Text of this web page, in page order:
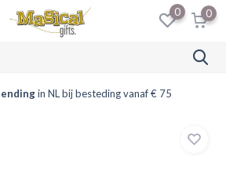
0 0
in NL bij besteding vanaf € 75